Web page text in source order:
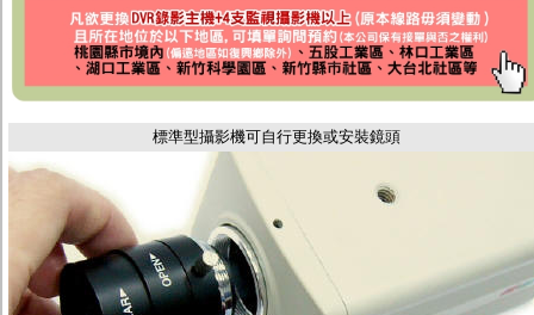
傳統高解析攝影機
投光設備
防護罩及支架
多路攝影機單軸傳輸
監聽器.麥克風
視訊轉換設備
雙絞線傳輸器
雜訊改善器
分配放大器
網路線用水晶頭
網路線
懶人線.同軸線.花線
標準型攝影機可自行更換或安裝鏡頭